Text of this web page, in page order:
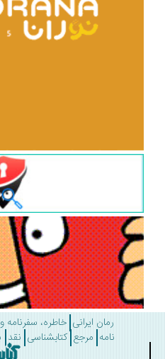
رمان ایرانی خاطره، سفرنامه و روایت
مرجع کتابشناسی نقد بایگانی